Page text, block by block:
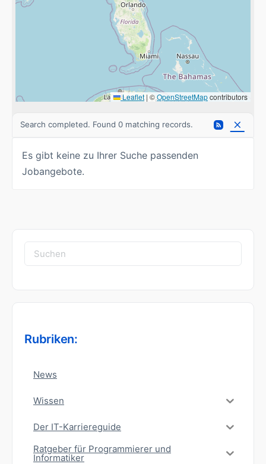
Leaflet | ©OpenStreetMapcontributors
Search completed. Found 0 matching records.
Es gibt keine zu Ihrer Suche passenden
Jobangebote.
Suchen
nach:
Rubriken:
News
Wissen
Der IT-Karriereguide
Ratgeber für Programmierer und
Informatiker